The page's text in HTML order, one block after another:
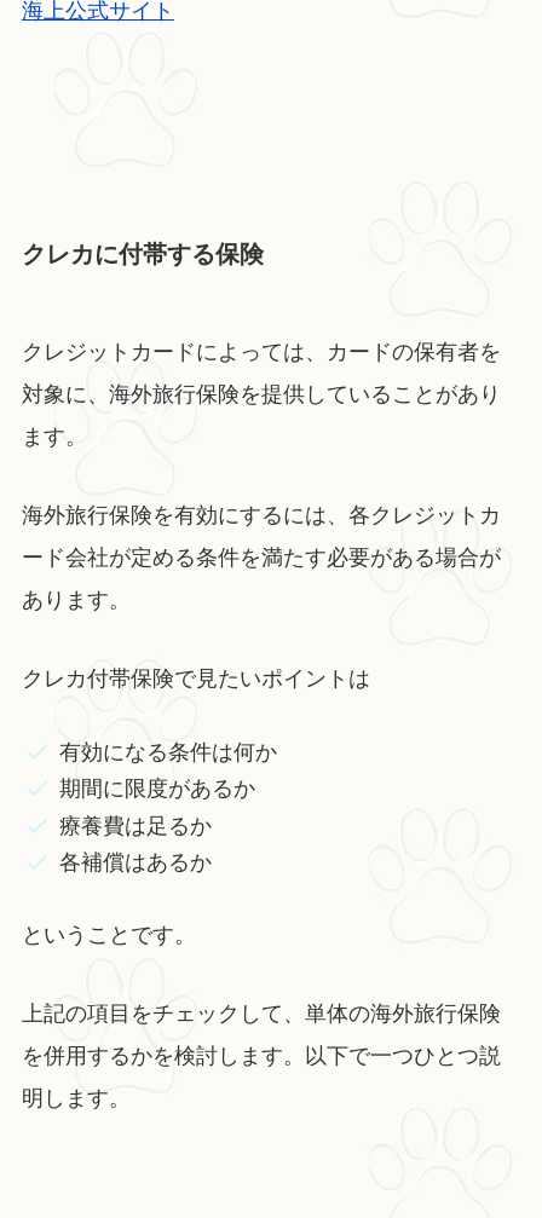
海上公式サイト
クレカに付帯する保険
クレジットカードによっては、カードの保有者を
対象に、海外旅行保険を提供していることがあり
ます。
海外旅行保険を有効にするには、各クレジットカ
ード会社が定める条件を満たす必要がある場合が
あります。
クレカ付帯保険で見たいポイントは
有効になる条件は何か
期間に限度があるか
療養費は足るか
各補償はあるか
ということです。
上記の項目をチェックして、単体の海外旅行保険
を併用するかを検討します。以下で一つひとつ説
明します。